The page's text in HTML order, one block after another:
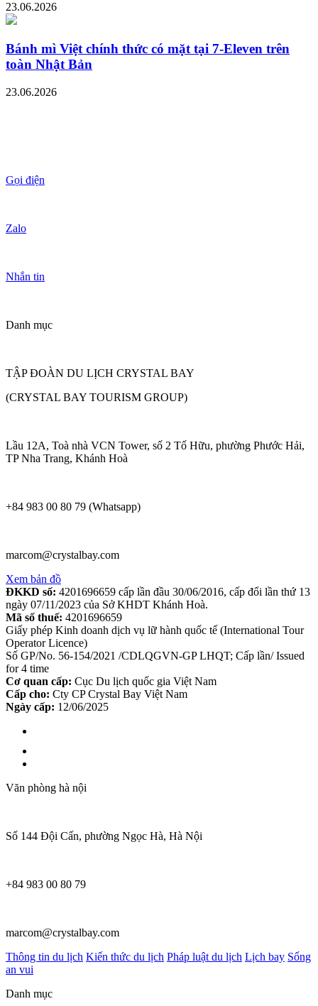
23.06.2026
Bánh mì Việt chính thức có mặt tại 7-Eleven trên
toàn Nhật Bản
23.06.2026
Gọi điện
Zalo
Nhắn tin
Danh mục
TẬP ĐOÀN DU LỊCH CRYSTAL BAY
(CRYSTAL BAY TOURISM GROUP)
Lầu 12A, Toà nhà VCN Tower, số 2 Tố Hữu, phường Phước Hải,
TP Nha Trang, Khánh Hoà
+84 983 00 80 79 (Whatsapp)
marcom@crystalbay.com
Xem bản đồ
ĐKKD số: 4201696659 cấp lần đầu 30/06/2016, cấp đổi lần thứ 13
ngày 07/11/2023 của Sở KHDT Khánh Hoà.
Mã số thuế: 4201696659
Giấy phép Kinh doanh dịch vụ lữ hành quốc tế (International Tour
Operator Licence)
Số GP/No. 56-154/2021 /CDLQGVN-GP LHQT; Cấp lần/ Issued
for 4 time
Cơ quan cấp: Cục Du lịch quốc gia Việt Nam
Cấp cho: Cty CP Crystal Bay Việt Nam
Ngày cấp: 12/06/2025
Văn phòng hà nội
Số 144 Đội Cấn, phường Ngọc Hà, Hà Nội
+84 983 00 80 79
marcom@crystalbay.com
Thông tin du lịch Kiến thức du lịch Pháp luật du lịch Lịch bay Sống
an vui
Danh mục